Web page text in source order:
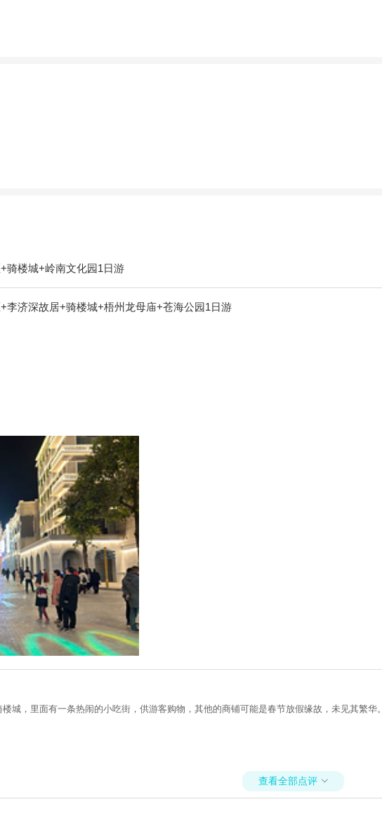
骑楼城+岭南文化园1日游
李济深故居+骑楼城+梧州龙母庙+苍海公园1日游
城，里面有一条热闹的小吃街，供游客购物，其他的商铺可能是春节放假缘故，未见其繁华。
查看全部点评 